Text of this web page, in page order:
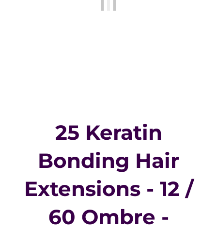
25 Keratin
Bonding Hair
Extensions - 12 /
60 Ombre -